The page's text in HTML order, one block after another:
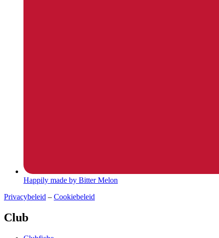
Happily made by Bitter Melon
Privacybeleid – Cookiebeleid
Club